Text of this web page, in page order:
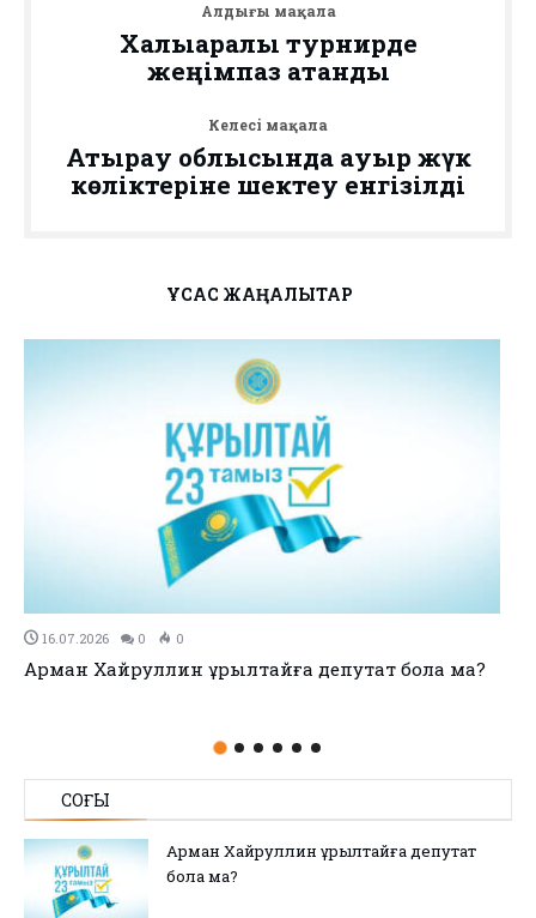
Алдыңғы мақала
Халықаралық турнирде
жеңімпаз атанды
Келесі мақала
Атырау облысында ауыр жүк
көліктеріне шектеу енгізілді
ҰҚСАС ЖАҢАЛЫҚТАР
11.07.2026 0 0
no title
СОҢҒЫ
Арман Хайруллин Құрылтайға депутат
бола ма?